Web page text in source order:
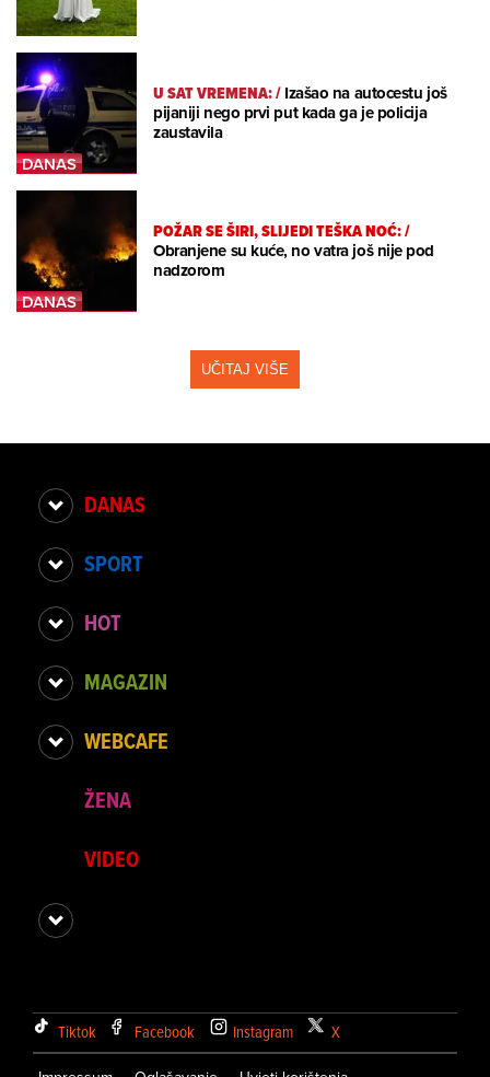
U SAT VREMENA:/Izašao na autocestu još
pijaniji nego prvi put kada ga je policija
zaustavila
POŽAR SE ŠIRI, SLIJEDI TEŠKA NOĆ:/
Obranjene su kuće, no vatra još nije pod
nadzorom
UČITAJ VIŠE
DANAS
SPORT
HOT
MAGAZIN
WEBCAFE
ŽENA
VIDEO
Tiktok Facebook Instagram X